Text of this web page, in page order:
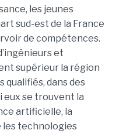
les jeunes
sud-est de la France
de compétences.
et
supérieur la région
qualifiés, dans des
eux se trouvent la
artificielle, la
technologies